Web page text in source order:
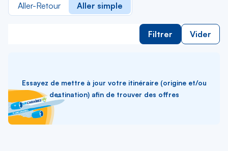
Aller-Retour Aller simple
Filtrer Vider
Essayez de mettre à jour votre itinéraire (origine et/ou
destination) afin de trouver des offres